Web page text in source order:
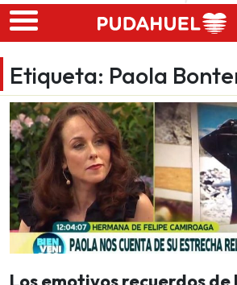
Skip to main content
Etiqueta: Paola